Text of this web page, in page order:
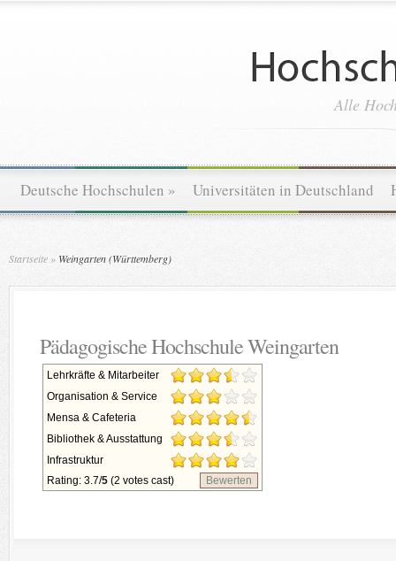
Alle
Deutsche Hochschulen » Universitäten in Deutschland
Startseite » Weingarten (Württemberg)
Pädagogische Hochschule Weingarten
Lehrkräfte & Mitarbeiter
Organisation & Service
Mensa & Cafeteria
Bibliothek & Ausstattung
Infrastruktur
Rating: 3.7/5 (2 votes cast) Bewerten